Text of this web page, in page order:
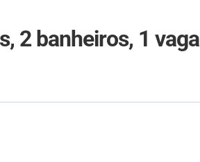
2 banheiros, 1 vaga